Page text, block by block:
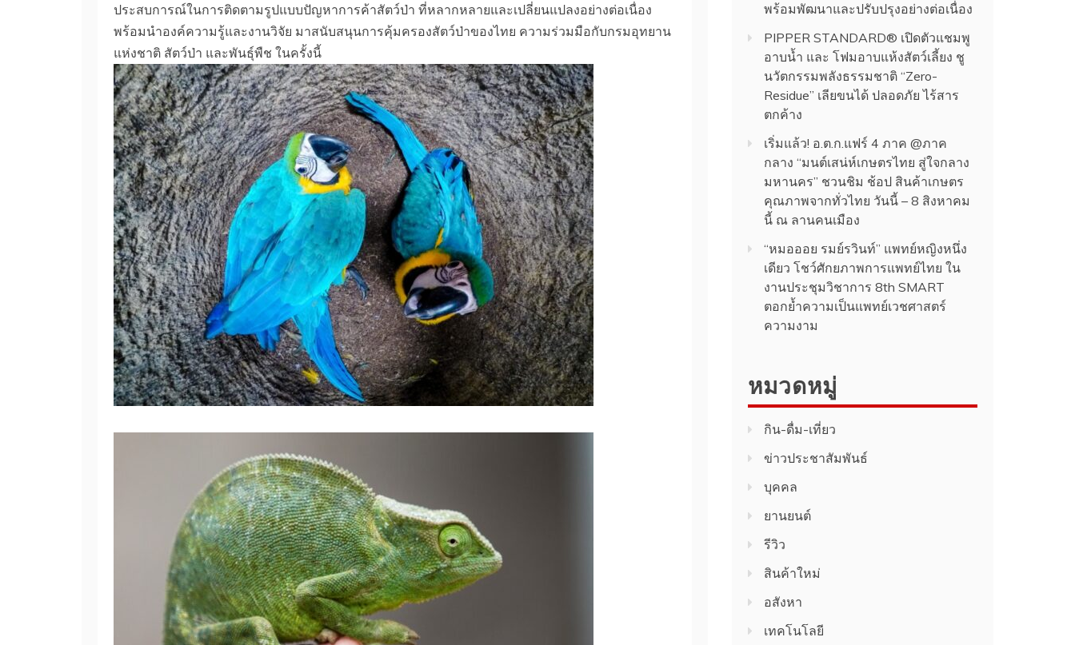
ประสบการณ์ในการติดตามรูปแบบปัญหาการค้าสัตว์ป่า ที่หลากหลายและเปลี่ยนแปลงอย่างต่อเนื่อง
พร้อมนำองค์ความรู้และงานวิจัย มาสนับสนุนการคุ้มครองสัตว์ป่าของไทย ความร่วมมือกับกรมอุทยาน
แห่งชาติ สัตว์ป่า และพันธุ์พืช ในครั้งนี้
พร้อมพัฒนาและปรับปรุงอย่างต่อเนื่อง
PIPPER STANDARD® เปิดตัวแชมพู
อาบน้ำ และ โฟมอาบแห้งสัตว์เลี้ยง ชู
นวัตกรรมพลังธรรมชาติ “Zero-
Residue” เลียขนได้ ปลอดภัย ไร้สาร
ตกค้าง
เริ่มแล้ว! อ.ต.ก.แฟร์ 4 ภาค @ภาค
กลาง “มนต์เสน่ห์เกษตรไทย สู่ใจกลาง
มหานคร” ชวนชิม ช้อป สินค้าเกษตร
คุณภาพจากทั่วไทย วันนี้ – 8 สิงหาคม
นี้ ณ ลานคนเมือง
“หมอออย รมย์รวินท์” แพทย์หญิงหนึ่ง
เดียว โชว์ศักยภาพการแพทย์ไทย ใน
งานประชุมวิชาการ 8th SMART
ตอกย้ำความเป็นแพทย์เวชศาสตร์
ความงาม
หมวดหมู่
กิน-ดื่ม-เที่ยว
ข่าวประชาสัมพันธ์
บุคคล
ยานยนต์
รีวิว
สินค้า​ใหม่​
อสังหา
เทคโนโลยี